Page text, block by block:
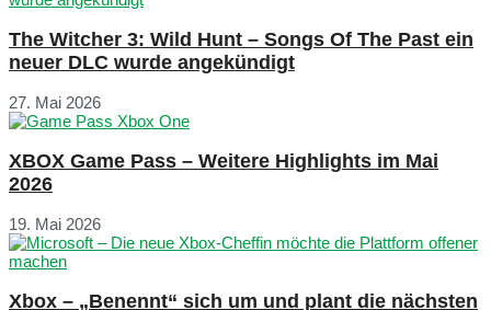
The Witcher 3: Wild Hunt – Songs Of The Past ein
neuer DLC wurde angekündigt
27. Mai 2026
XBOX Game Pass – Weitere Highlights im Mai
2026
19. Mai 2026
Xbox – „Benennt“ sich um und plant die nächsten